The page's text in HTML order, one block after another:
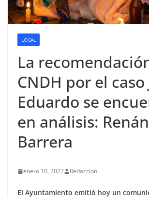
LOCAL
La
CNDH por el caso
Eduardo se
en análisis: Renán
Barrera
enero 10, 2022 Redaccion
El Ayuntamiento emitió hoy un